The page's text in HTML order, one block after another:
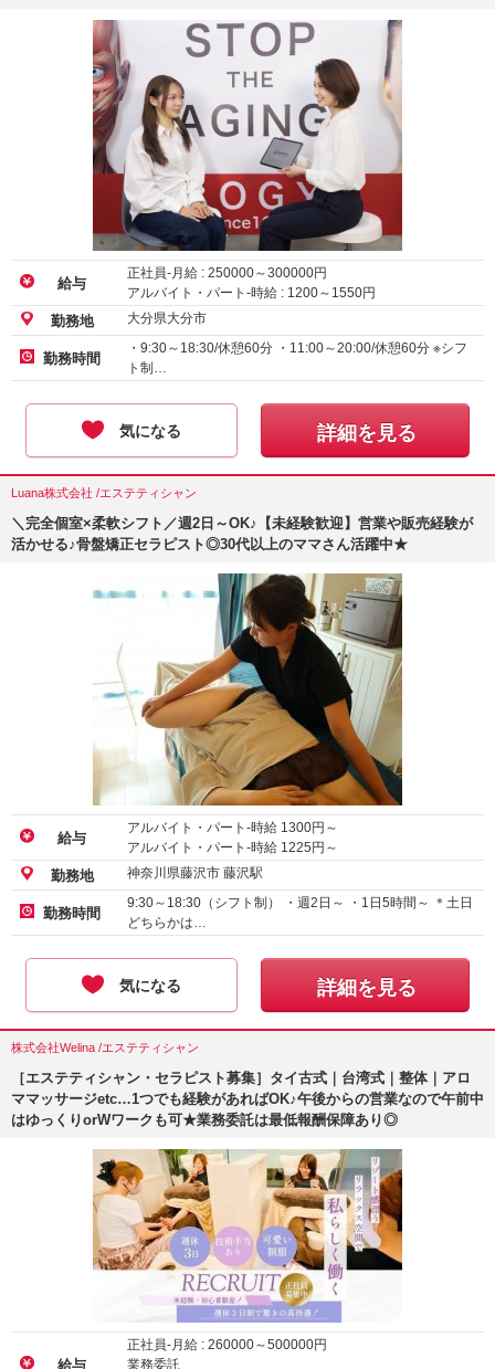
給与
正社員-月給 : 250000～300000円
アルバイト・パート-時給 : 1200～ 1550円
勤務地 大分県大分市
勤務時間
・9:30～18:30/休憩60分 ・11:00～20:00/休憩60分 ※シフ
ト制…
気になる 詳細を見る
Luana株式会社 /エステティシャン
＼完全個室×柔軟シフト／週2日～OK♪【未経験歓迎】営業や販売経験が
活かせる♪骨盤矯正セラピスト◎30代以上のママさん活躍中★
給与
アルバイト・パート-時給 1300円～
アルバイト・パート-時給 1225 円～
勤務地 神奈川県藤沢市 藤沢駅
勤務時間
9:30～18:30（シフト制） ・週2日～ ・1日5時間～ ＊土日
どちらかは…
気になる 詳細を見る
株式会社Welina /エステティシャン
［エステティシャン・セラピスト募集］タイ古式｜台湾式｜整体｜アロ
ママッサージetc…1つでも経験があればOK♪午後からの営業なので午前中
はゆっくりorWワークも可★業務委託は最低報酬保障あり◎
給与
正社員-月給 : 260000～500000円
業務委託